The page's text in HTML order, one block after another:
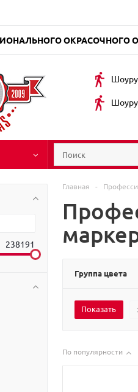
ОКРАСОЧНОГО
238191
Главная -
Группа цвета
По популярности